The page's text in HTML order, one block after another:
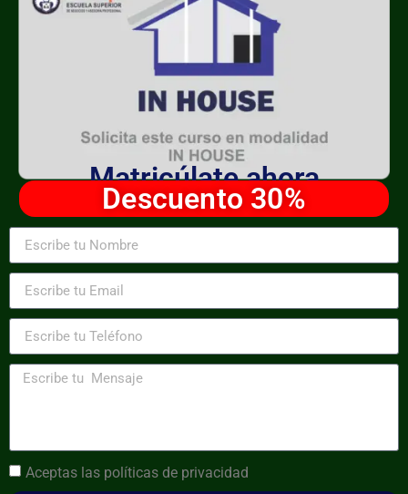
Matricúlate ahora
Descuento 30%
Aceptas las políticas de privacidad